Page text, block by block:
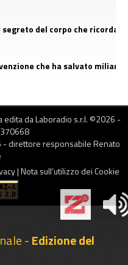
del corpo che ricorda
che ha salvato
nel DNA dei cani
più riconoscibili di
vedere davvero
quotidiana o rischio
da Laboradio s.r.l. ©2026 -
- direttore responsabile Renato
|Nota sull’utilizzo dei Cookie
-Edizione del